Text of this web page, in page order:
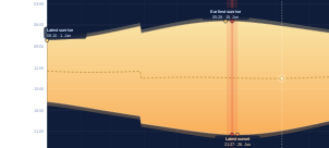
03:00
06:00
09:00
12:00
15:00
18:00
21:00
Earliest sunrise
05:28 · 15. Jun
Latest sunrise
08:10 · 1. Jan
Latest sunset
21:27 · 26. Jun